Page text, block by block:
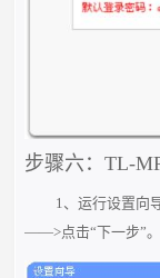
步骤六：TL-
1、运行设置向
——>点击“下一步”。